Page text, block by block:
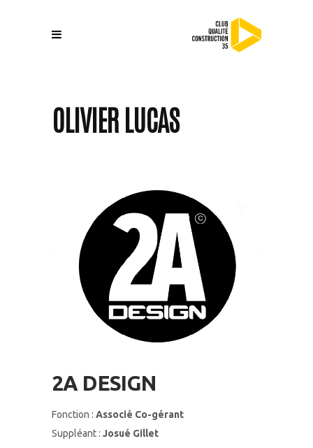
OLIVIER LUCAS
2A DESIGN
Fonction : Associé Co-gérant
Suppléant : Josué Gillet